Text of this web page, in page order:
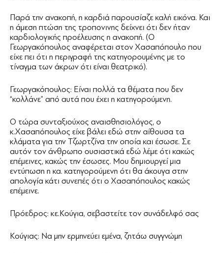
Παρά την ανακοπή, η καρδιά παρουσίαζε καλή εικόνα. Και
η άμεση πτώση της τροπονινης δείχνει ότι δεν ήταν
καρδιολογικής προέλευσης η ανακοπή. (Ο
Γεωργακόπουλος αναφέρεται στον Χασαπόπουλο που
είχε πει ότι η περιγραφή της κατηγορουμένης με το
τίναγμα των άκρων ότι είναι θεατρικό).
Γεωργακόπουλος: Είναι πολλά τα θέματα που δεν
“κολλάνε” από αυτά που έχει η κατηγορούμενη.
Ο τώρα συνταξιούχος αναισθησιολόγος, ο
κ.Χασαπόπουλος είχε βάλει εδώ στην αίθουσα τα
κλάματα για την Τζωρτζίνα την οποία και έσωσε. Σε
αυτόν τον άνθρωπο ουσιαστικά εδώ λέμε ότι κακώς
επέμεινες, κακώς την έσωσες. Μου δημιουργεί μια
εντύπωση η κα. κατηγορούμενη ότι θα άκουγα στην
απολογία κάτι συνεπές ότι ο Χασαπόπουλος κακώς
επέμεινε.
Πρόεδρος: κε.Κούγια, σεβαστείτε τον συνάδελφό σας
Κούγιας: Να μην ερμηνεύει εμένα, ζητάω συγγνώμη